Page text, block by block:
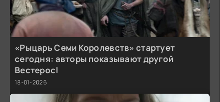
«Рыцарь Семи Королевств» стартует
сегодня: авторы показывают другой
Вестерос!
18-01-2026